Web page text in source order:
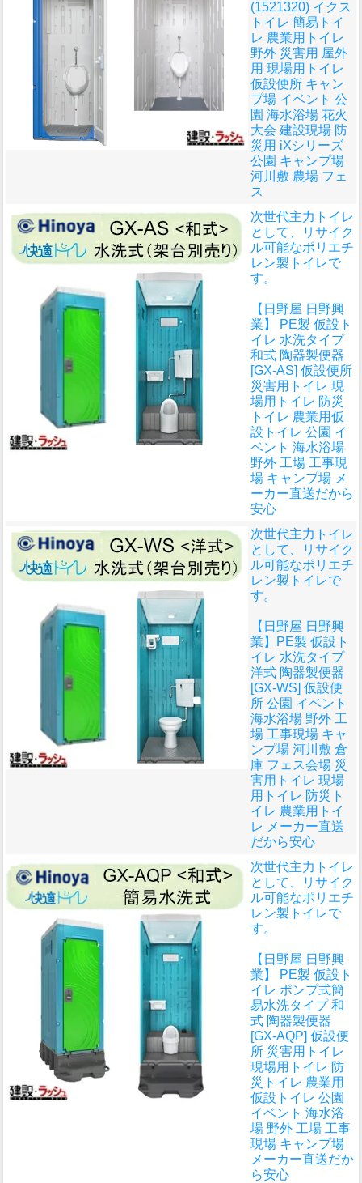
(1521320) イクス
トイレ 簡易トイ
レ 農業用トイレ
野外 災害用 屋外
用 現場用トイレ
仮設便所 キャン
プ場 イベント 公
園 海水浴場 花火
大会 建設現場 防
災用 iXシリーズ
公園 キャンプ場
河川敷 農場 フェ
ス
次世代主力トイレ
として、リサイク
ル可能なポリエチ
レン製トイレで
す。
【日野屋 日野興
業】 PE製 仮設ト
イレ 水洗タイプ
和式 陶器製便器
[GX-AS] 仮設便所
災害用トイレ 現
場用トイレ 防災
トイレ 農業用仮
設トイレ 公園 イ
ベント 海水浴場
野外 工場 工事現
場 キャンプ場 メ
ーカー直送だから
安心
次世代主力トイレ
として、リサイク
ル可能なポリエチ
レン製トイレで
す。
【日野屋 日野興
業】PE製 仮設ト
イレ 水洗タイプ
洋式 陶器製便器
[GX-WS] 仮設便
所 公園 イベント
海水浴場 野外 工
場 工事現場 キャ
ンプ場 河川敷 倉
庫 フェス会場 災
害用トイレ 現場
用トイレ 防災ト
イレ 農業用トイ
レ メーカー直送
だから安心
次世代主力トイレ
として、リサイク
ル可能なポリエチ
レン製トイレで
す。
【日野屋 日野興
業】 PE製 仮設ト
イレ ポンプ式簡
易水洗タイプ 和
式 陶器製便器
[GX-AQP] 仮設便
所 災害用トイレ
現場用トイレ 防
災トイレ 農業用
仮設トイレ 公園
イベント 海水浴
場 野外 工場 工事
現場 キャンプ場
メーカー直送だか
ら安心